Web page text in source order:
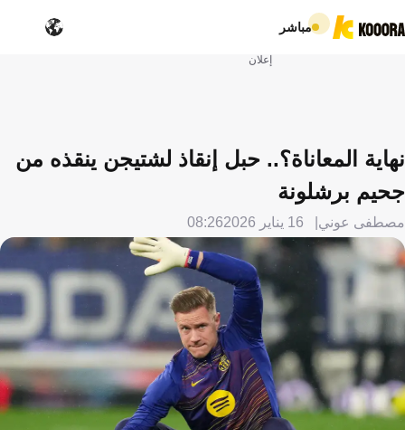
مباشر
إعلان
نهاية المعاناة؟.. حبل إنقاذ لشتيجن ينقذه من
جحيم برشلونة
مصطفى عوني 16 يناير 2026 08:26